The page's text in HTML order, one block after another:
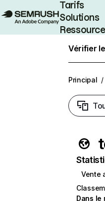
Tarifs
Solutions
Vérifier
Principal /
Vente
Dans le